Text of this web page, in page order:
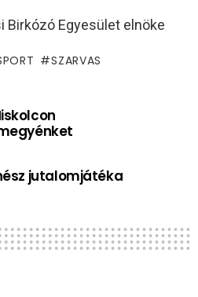
Birkózó Egyesület elnöke
SZARVAS
jutalomjátéka